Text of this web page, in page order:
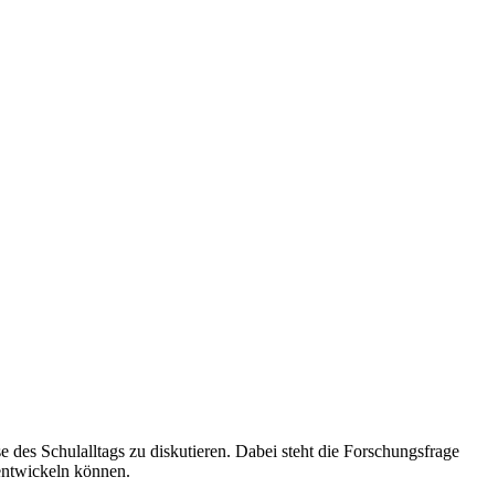
Schulalltags zu diskutieren. Dabei steht die Forschungsfrage
können.